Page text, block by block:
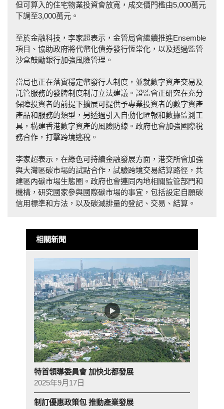
但可算入的住宅物業投資會放寬，成交價門檻由5,000萬元
下調至3,000萬元。
至於金融科技，李家超表示，金管局會繼續推進Ensemble
項目、協助政府將代幣化債券發行恆常化，以及透過監管
沙盒鼓勵銀行加強風險管理。
當局也正在落實穩定幣發行人制度，並就數字資產交易及
託管服務的發牌制度制訂立法建議。證監會正研究在充分
保障投資者的前提下擴展可提供予專業投資者的數字資產
產品和服務的類型，另透過引入自動化匯報和數據監測工
具，構建香港數字資產的風險防線。政府也會加強國際稅
務合作，打擊跨境逃稅。
李家超表示，在綠色可持續金融發展方面，港交所會加強
與大灣區碳市場的試點合作，試驗跨境交易結算路徑，共
建區內碳市場生態圈。政府也會連同內地相關監管部門和
機構，研究國家參與國際碳市場的事宜，包括設定自願碳
信用標準和方法，以及碳減排量的登記、交易、結算。
相關新聞
特首領導委員會 加快北都發展
2025年9月17日
制訂優惠政策包 推動產業發展